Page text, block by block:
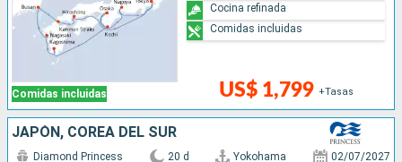
Comidas incluidas US$ 1,799 +Tasas
Cocina refinada
Comidas incluidas
JAPÓN, COREA DEL SUR
Diamond Princess 20 d Yokohama 02/07/2027